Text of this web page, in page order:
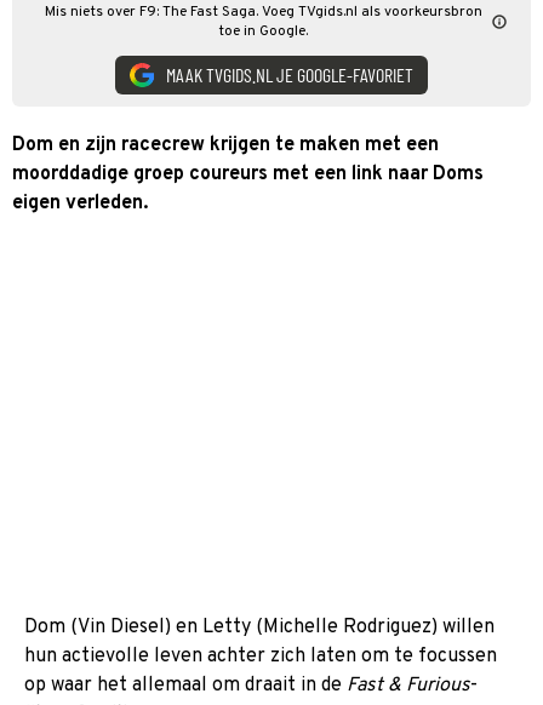
Mis niets over F9: The Fast Saga. Voeg TVgids.nl als voorkeursbron
toe in Google.
MAAK TVGIDS.NL JE GOOGLE-FAVORIET
Dom en zijn racecrew krijgen te maken met een
moorddadige groep coureurs met een link naar Doms
eigen verleden.
Dom (Vin Diesel) en Letty (Michelle Rodriguez) willen
hun actievolle leven achter zich laten om te focussen
op waar het allemaal om draait in de Fast & Furious-